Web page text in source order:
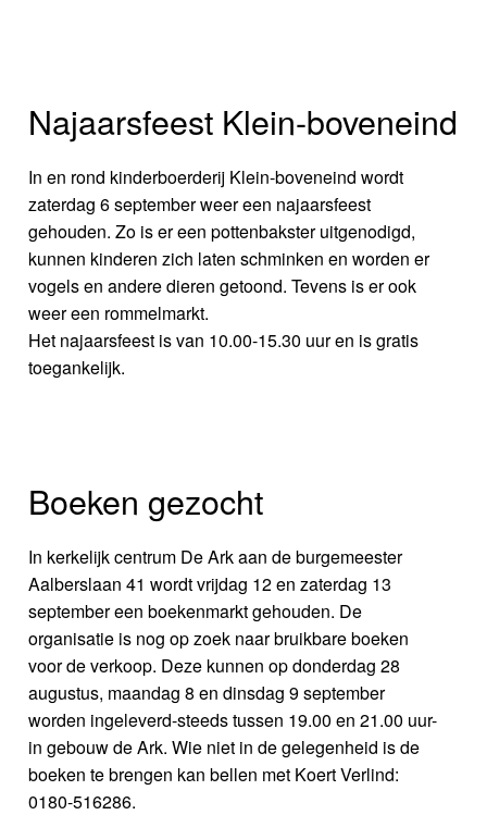
Najaarsfeest Klein-boveneind
In en rond kinderboerderij Klein-boveneind wordt
zaterdag 6 september weer een najaarsfeest
gehouden. Zo is er een pottenbakster uitgenodigd,
kunnen kinderen zich laten schminken en worden er
vogels en andere dieren getoond. Tevens is er ook
weer een rommelmarkt.
Het najaarsfeest is van 10.00-15.30 uur en is gratis
toegankelijk.
Boeken gezocht
In kerkelijk centrum De Ark aan de burgemeester
Aalberslaan 41 wordt vrijdag 12 en zaterdag 13
september een boekenmarkt gehouden. De
organisatie is nog op zoek naar bruikbare boeken
voor de verkoop. Deze kunnen op donderdag 28
augustus, maandag 8 en dinsdag 9 september
worden ingeleverd-steeds tussen 19.00 en 21.00 uur-
in gebouw de Ark. Wie niet in de gelegenheid is de
boeken te brengen kan bellen met Koert Verlind:
0180-516286.